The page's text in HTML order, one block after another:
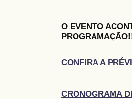
O EVENTO
CONFIRA A
CRONOGRAMA